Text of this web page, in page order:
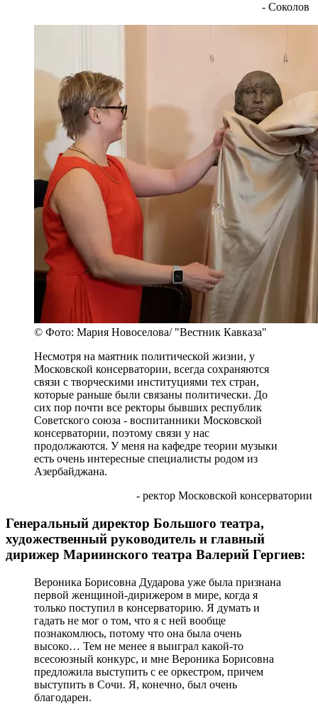
- Соколов
© Фото: Мария Новоселова/ "Вестник Кавказа"
Несмотря на маятник политической жизни, у
Московской консерватории, всегда сохраняются
связи с творческими институциями тех стран,
которые раньше были связаны политически. До
сих пор почти все ректоры бывших республик
Советского союза - воспитанники Московской
консерватории, поэтому связи у нас
продолжаются. У меня на кафедре теории музыки
есть очень интересные специалисты родом из
Азербайджана.
- ректор Московской консерватории
Генеральный директор Большого театра,
художественный руководитель и главный
дирижер Мариинского театра Валерий Гергиев:
Вероника Борисовна Дударова уже была признана
первой женщиной-дирижером в мире, когда я
только поступил в консерваторию. Я думать и
гадать не мог о том, что я с ней вообще
познакомлюсь, потому что она была очень
высоко… Тем не менее я выиграл какой-то
всесоюзный конкурс, и мне Вероника Борисовна
предложила выступить с ее оркестром, причем
выступить в Сочи. Я, конечно, был очень
благодарен.